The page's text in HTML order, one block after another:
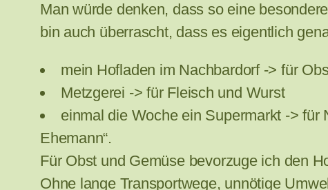
Man würde denken, dass so eine
bin auch überrascht, dass es eigentlich
mein Hofladen im Nachbardorf -> für
Metzgerei -> für Fleisch und Wurst
einmal die Woche ein Supermarkt -> für
Ehemann“.
Für Obst und Gemüse bevorzuge ich den
Ohne lange Transportwege, unnötige